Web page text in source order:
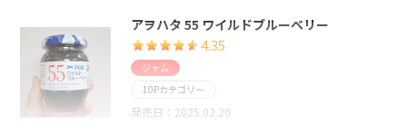
アヲハタ 55 ワイルドブルーベリー
4.35
ジャム
10Pカテゴリー
発売日：2025.02.20